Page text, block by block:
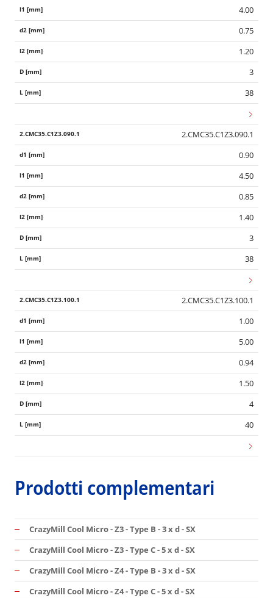
4.00
0.75
1.20
3
38
2.CMC35.C1Z3.090.1
0.90
4.50
0.85
1.40
3
38
2.CMC35.C1Z3.100.1
1.00
5.00
0.94
1.50
4
40
Prodotti complementari
CrazyMill Cool Micro - Z3 - Type B - 3 x d - SX
CrazyMill Cool Micro - Z3 - Type C - 5 x d - SX
CrazyMill Cool Micro - Z4 - Type B - 3 x d - SX
CrazyMill Cool Micro - Z4 - Type C - 5 x d - SX